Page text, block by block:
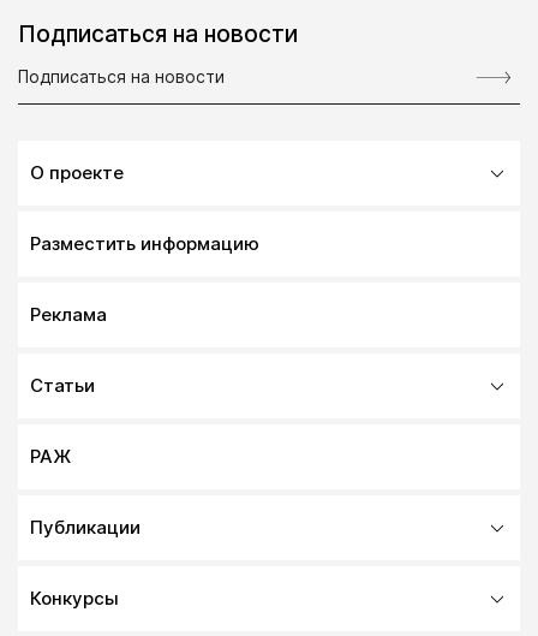
Подписаться на новости
О проекте
Разместить информацию
Реклама
Статьи
РАЖ
Публикации
Конкурсы